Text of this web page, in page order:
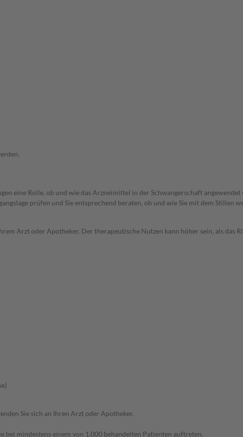
eine Rolle, ob und wie das Arzneimittel in der Schwangerschaft angewendet
prüfen und Sie entsprechend beraten, ob und wie Sie mit dem Stillen
Arzt oder Apotheker. Der therapeutische Nutzen kann höher sein, als das
Sie sich an Ihren Arzt oder Apotheker.
mindestens einem von 1.000 behandelten Patienten auftreten.